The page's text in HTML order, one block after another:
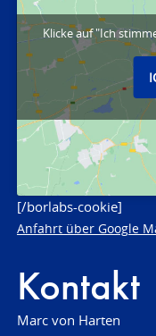
Klicke auf "Ich
[/borlabs-cookie]
Anfahrt über Google
Kontakt
Marc von Harten